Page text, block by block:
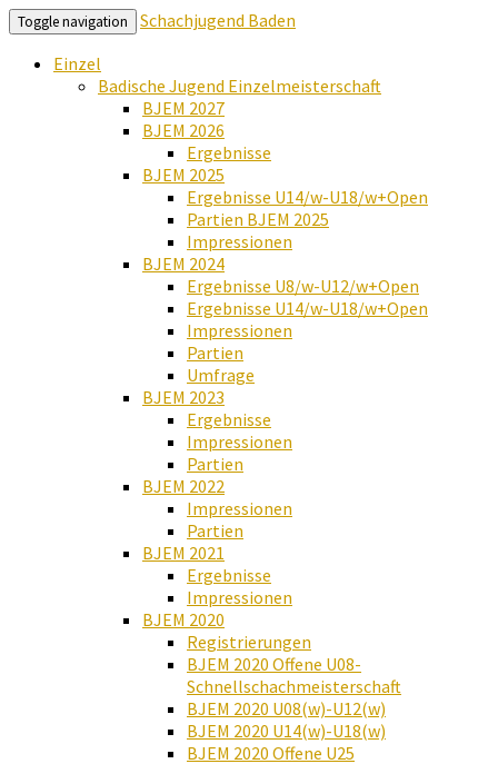
Toggle navigation
Schachjugend Baden
Einzel
Badische Jugend Einzelmeisterschaft
BJEM 2027
BJEM 2026
Ergebnisse
BJEM 2025
Ergebnisse U14/w-U18/w+Open
Partien BJEM 2025
Impressionen
BJEM 2024
Ergebnisse U8/w-U12/w+Open
Ergebnisse U14/w-U18/w+Open
Impressionen
Partien
Umfrage
BJEM 2023
Ergebnisse
Impressionen
Partien
BJEM 2022
Impressionen
Partien
BJEM 2021
Ergebnisse
Impressionen
BJEM 2020
Registrierungen
BJEM 2020 Offene U08-
Schnellschachmeisterschaft
BJEM 2020 U08(w)-U12(w)
BJEM 2020 U14(w)-U18(w)
BJEM 2020 Offene U25